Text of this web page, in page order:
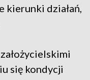
kierunki działań,
się kondycji